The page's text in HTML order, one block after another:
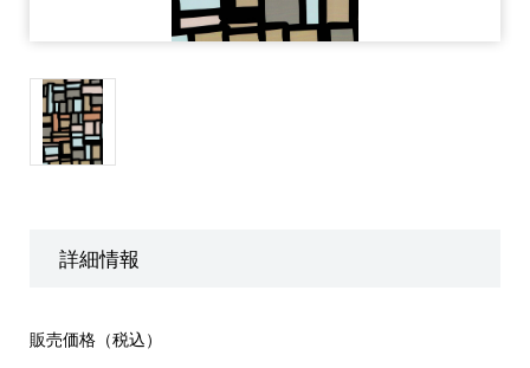
詳細情報
販売価格（税込）